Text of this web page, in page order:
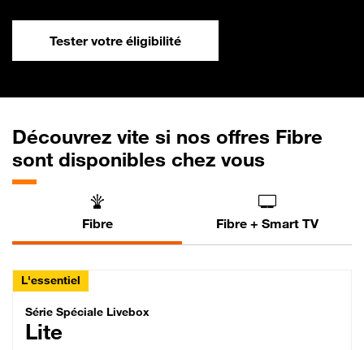
Tester votre éligibilité
Découvrez vite si nos offres Fibre
sont disponibles chez vous
Fibre Fibre + Smart TV
L'essentiel
Série Spéciale Livebox Lite Fibre
Série Spéciale Livebox
Lite